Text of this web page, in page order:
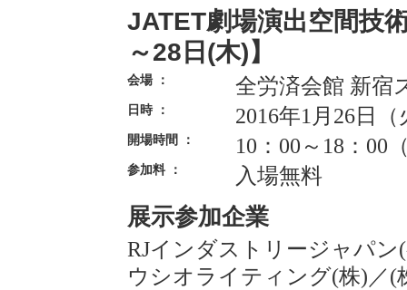
JATET劇場演出空間技
～28日(木)】
会場 ： 全労済会館 新宿
日時 ： 2016年1月26日
開場時間 ： 10：00～18：00
参加料 ： 入場無料
展示参加企業
RJインダストリージャパン
ウシオライティング(株) ／(